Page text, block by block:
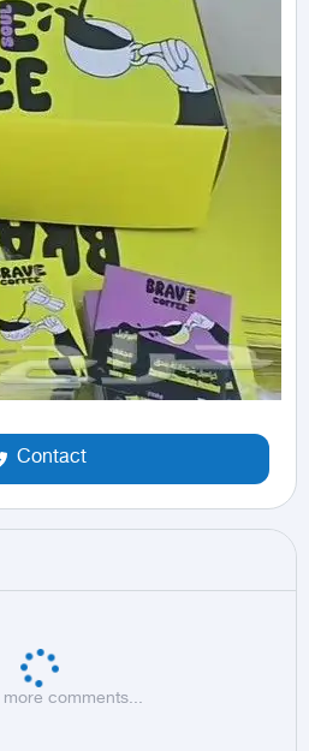
Contact
comments...